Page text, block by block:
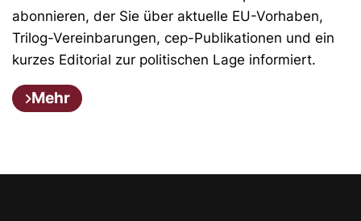
abonnieren, der Sie über aktuelle EU-Vorhaben,
Trilog-Vereinbarungen, cep-Publikationen und ein
kurzes Editorial zur politischen Lage informiert.
Mehr